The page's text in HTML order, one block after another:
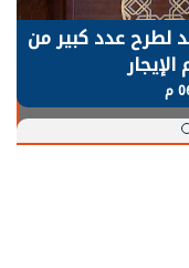
لطرح عدد كبير من